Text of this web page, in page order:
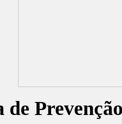
de